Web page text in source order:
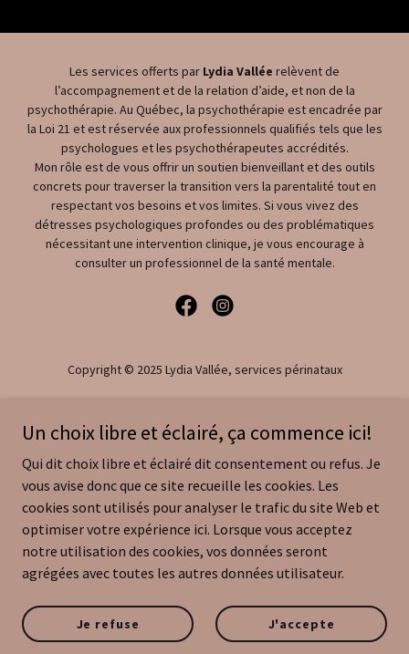
Les services offerts par Lydia Vallée relèvent de
l’accompagnement et de la relation d’aide, et non de la
psychothérapie. Au Québec, la psychothérapie est encadrée par
la Loi 21 et est réservée aux professionnels qualifiés tels que les
psychologues et les psychothérapeutes accrédités.
Mon rôle est de vous offrir un soutien bienveillant et des outils
concrets pour traverser la transition vers la parentalité tout en
respectant vos besoins et vos limites. Si vous vivez des
détresses psychologiques profondes ou des problématiques
nécessitant une intervention clinique, je vous encourage à
consulter un professionnel de la santé mentale.
Copyright © 2025 Lydia Vallée, services périnataux
Naissance
Cours prénataux
Mama en mouvement
Deuil périnatal
Formation Bonapace
À propos
Contact
Blogue
Un choix libre et éclairé, ça commence ici!
Qui dit choix libre et éclairé dit consentement ou refus. Je
vous avise donc que ce site recueille les cookies. Les
cookies sont utilisés pour analyser le trafic du site Web et
optimiser votre expérience ici. Lorsque vous acceptez
notre utilisation des cookies, vos données seront
agrégées avec toutes les autres données utilisateur.
Je refuse J'accepte